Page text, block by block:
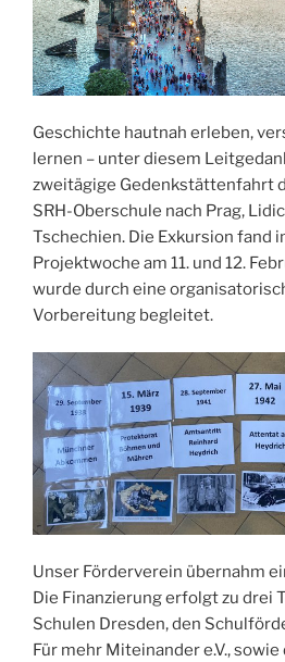
Geschichte hautnah erleben,
lernen – unter diesem
zweitägige Gedenkstättenfahrt
SRH-Oberschule nach Prag,
Tschechien. Die Exkursion fand
Projektwoche am 11. und 12.
wurde durch eine
Vorbereitung begleitet.
Unser Förderverein übernahm
Die Finanzierung erfolgt zu drei
Schulen Dresden, den
Für mehr Miteinander e.V.,